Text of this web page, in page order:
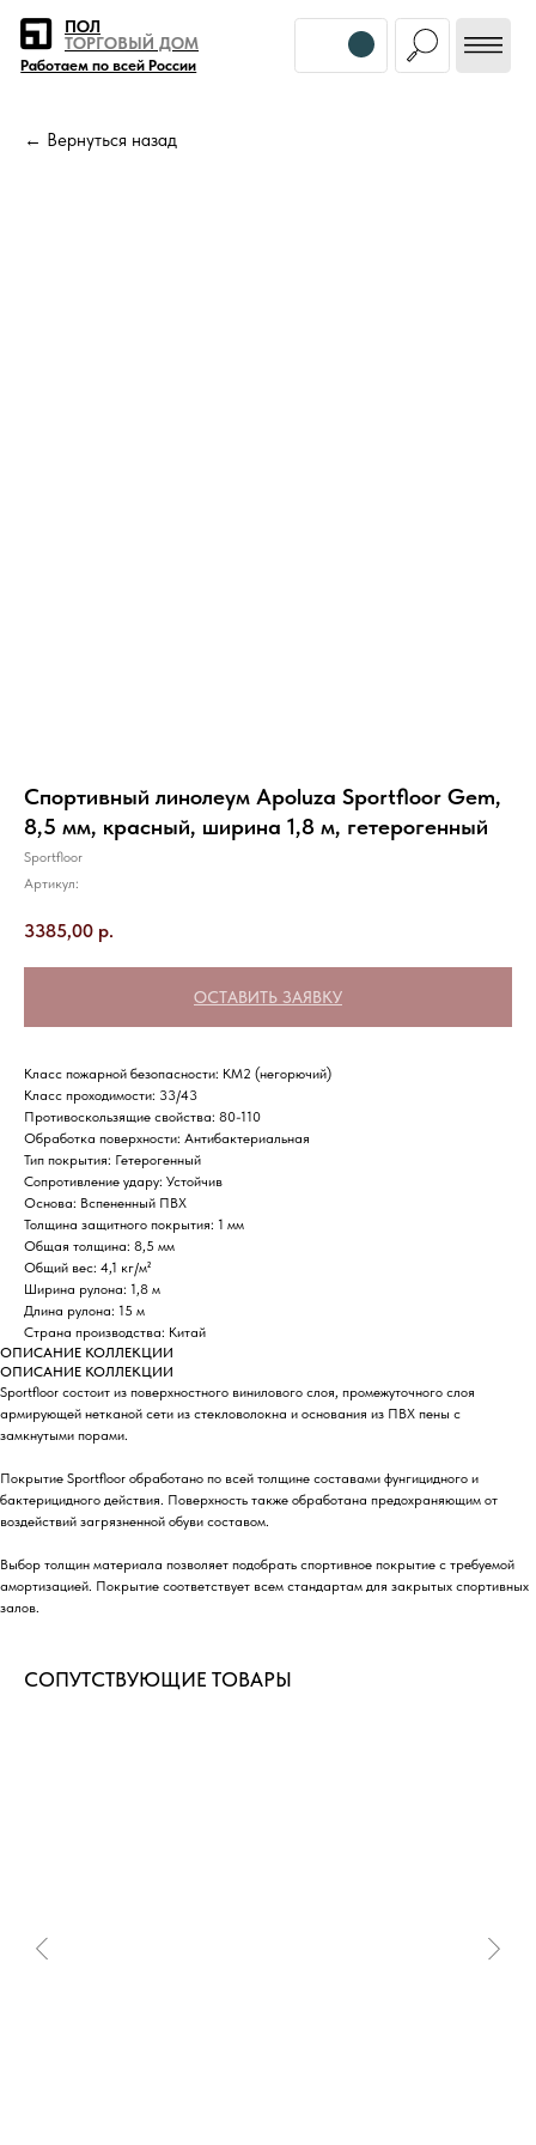
Работаем по всей России
ПОЛ
ТОРГОВЫЙ ДОМ
← Вернуться назад
Спортивный линолеум Apoluza Sportfloor Gem,
8,5 мм, красный, ширина 1,8 м, гетерогенный
Sportfloor
Артикул:
3385,00 р.
ОСТАВИТЬ ЗАЯВКУ
Класс пожарной безопасности: КМ2 (негорючий)
Класс проходимости: 33/43
Противоскользящие свойства: 80-110
Обработка поверхности: Антибактериальная
Тип покрытия: Гетерогенный
Сопротивление удару: Устойчив
Основа: Вспененный ПВХ
Толщина защитного покрытия: 1 мм
Общая толщина: 8,5 мм
Общий вес: 4,1 кг/м²
Ширина рулона: 1,8 м
Длина рулона: 15 м
Страна производства: Китай
ОПИСАНИЕ КОЛЛЕКЦИИ
ОПИСАНИЕ КОЛЛЕКЦИИ
Sportfloor состоит из поверхностного винилового слоя, промежуточного слоя
армирующей нетканой сети из стекловолокна и основания из ПВХ пены с
замкнутыми порами.
Покрытие Sportfloor обработано по всей толщине составами фунгицидного и
бактерицидного действия. Поверхность также обработана предохраняющим от
воздействий загрязненной обуви составом.
Выбор толщин материала позволяет подобрать спортивное покрытие с требуемой
амортизацией. Покрытие соответствует всем стандартам для закрытых спортивных
залов.
СОПУТСТВУЮЩИЕ ТОВАРЫ
Транспортные компании, с которыми